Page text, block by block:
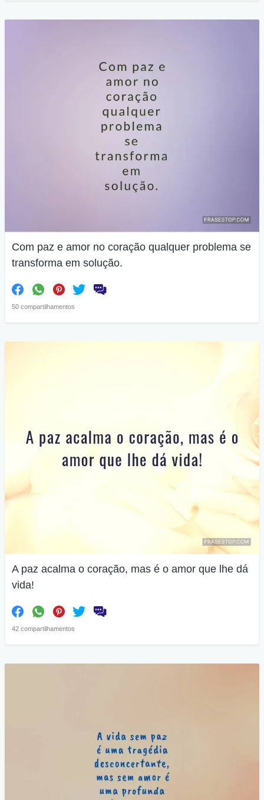
Com paz e amor no coração qualquer problema se
transforma em solução.
50 compartilhamentos
A paz acalma o coração, mas é o amor que lhe dá
vida!
42 compartilhamentos